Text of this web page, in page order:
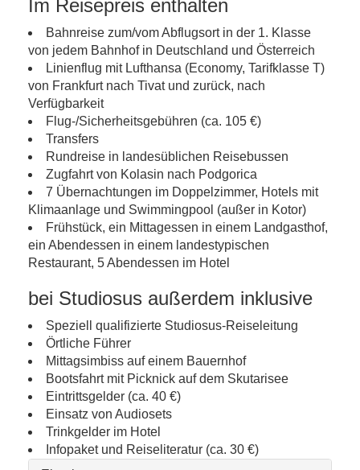
Im Reisepreis enthalten
Bahnreise zum/vom Abflugsort in der 1. Klasse
von jedem Bahnhof in Deutschland und Österreich
Linienflug mit Lufthansa (Economy, Tarifklasse T)
von Frankfurt nach Tivat und zurück, nach
Verfügbarkeit
Flug-/Sicherheitsgebühren (ca. 105 €)
Transfers
Rundreise in landesüblichen Reisebussen
Zugfahrt von Kolasin nach Podgorica
7 Übernachtungen im Doppelzimmer, Hotels mit
Klimaanlage und Swimmingpool (außer in Kotor)
Frühstück, ein Mittagessen in einem Landgasthof,
ein Abendessen in einem landestypischen
Restaurant, 5 Abendessen im Hotel
bei Studiosus außerdem inklusive
Speziell qualifizierte Studiosus-Reiseleitung
Örtliche Führer
Mittagsimbiss auf einem Bauernhof
Bootsfahrt mit Picknick auf dem Skutarisee
Eintrittsgelder (ca. 40 €)
Einsatz von Audiosets
Trinkgelder im Hotel
Infopaket und Reiseliteratur (ca. 30 €)